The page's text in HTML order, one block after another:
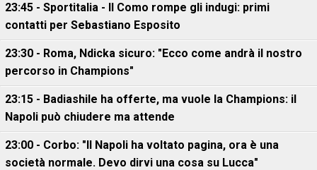
23:45 - Sportitalia - Il Como rompe gli indugi: primi
contatti per Sebastiano Esposito
23:30 - Roma, Ndicka sicuro: "Ecco come andrà il nostro
percorso in Champions"
23:15 - Badiashile ha offerte, ma vuole la Champions: il
Napoli può chiudere ma attende
23:00 - Corbo: "Il Napoli ha voltato pagina, ora è una
società normale. Devo dirvi una cosa su Lucca"